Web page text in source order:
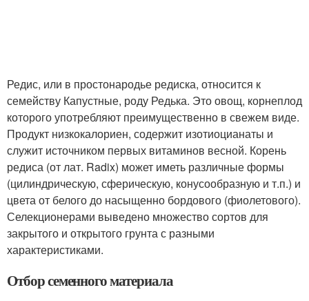
Редис, или в простонародье редиска, относится к
семейству Капустные, роду Редька. Это овощ, корнеплод
которого употребляют преимущественно в свежем виде.
Продукт низкокалориен, содержит изотиоцианаты и
служит источником первых витаминов весной. Корень
редиса (от лат. Radix) может иметь различные формы
(цилиндрическую, сферическую, конусообразную и т.п.) и
цвета от белого до насыщенно бордового (фиолетового).
Селекционерами выведено множество сортов для
закрытого и открытого грунта с разными
характеристиками.
Отбор семенного материала